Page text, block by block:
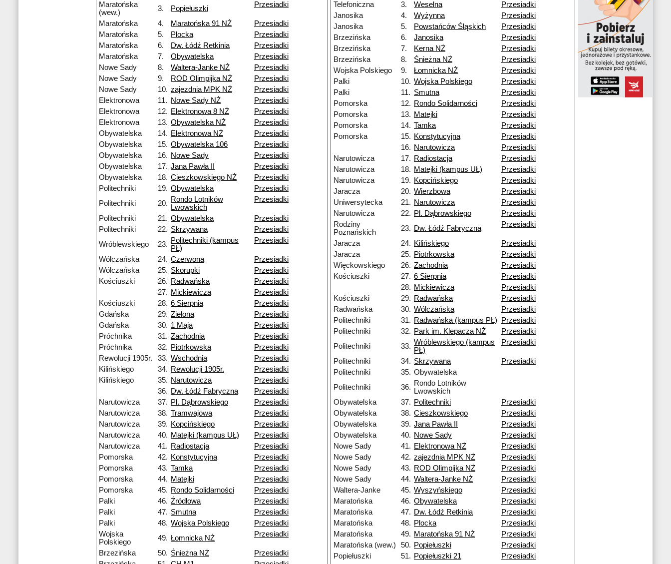
Maratońska
(wew.)
3. Popiełuszki Przesiadki
Maratońska 4. Maratońska 91 NŻ
Przesiadki
Maratońska
5. Plocka
Przesiadki
Maratońska
6. Dw. Łódź Retkinia
Przesiadki
Maratońska
7. Obywatelska
Przesiadki
Nowe Sady
8. Waltera-Janke NŻ
Przesiadki
Nowe Sady
9. ROD Olimpijka NŻ
Przesiadki
Nowe Sady
10. zajezdnia MPK NŻ
Przesiadki
Elektronowa
11. Nowe Sady NŻ
Przesiadki
Elektronowa
12. Elektronowa 8 NŻ
Przesiadki
Elektronowa
13. Obywatelska NŻ
Przesiadki
Obywatelska
14. Elektronowa NŻ
Przesiadki
Obywatelska
15. Obywatelska 106
Przesiadki
Obywatelska
16. Nowe Sady
Przesiadki
Obywatelska
17. Jana Pawła II
Przesiadki
Obywatelska
18. Cieszkowskiego NŻ
Przesiadki
Politechniki
19. Obywatelska
Przesiadki
Politechniki
20. Rondo Lotników
Lwowskich
Przesiadki
Politechniki 21. Obywatelska
Przesiadki
Politechniki
22. Skrzywana
Przesiadki
Wróblewskiego
23. Politechniki (kampus
PŁ)
Przesiadki
Wólczańska 24. Czerwona
Przesiadki
Wólczańska
25. Skorupki
Przesiadki
Kościuszki
26. Radwańska
Przesiadki
27. Mickiewicza
Przesiadki
Kościuszki
28. 6 Sierpnia
Przesiadki
Gdańska
29. Zielona
Przesiadki
Gdańska
30. 1 Maja
Przesiadki
Próchnika
31. Zachodnia
Przesiadki
Próchnika
32. Piotrkowska
Przesiadki
Rewolucji 1905r.
33. Wschodnia
Przesiadki
Kilińskiego
34. Rewolucji 1905r.
Przesiadki
Kilińskiego
35. Narutowicza
Przesiadki
36. Dw. Łódź Fabryczna
Przesiadki
Narutowicza
37. Pl. Dąbrowskiego
Przesiadki
Narutowicza
38. Tramwajowa
Przesiadki
Narutowicza
39. Kopcińskiego
Przesiadki
Narutowicza
40. Matejki (kampus UŁ)
Przesiadki
Narutowicza
41. Radiostacja
Przesiadki
Pomorska
42. Konstytucyjna
Przesiadki
Pomorska
43. Tamka
Przesiadki
Pomorska
44. Matejki
Przesiadki
Pomorska
45. Rondo Solidarności
Przesiadki
Palki
46. Źródłowa
Przesiadki
Palki
47. Smutna
Przesiadki
Palki
48. Wojska Polskiego
Przesiadki
Wojska
Polskiego
49. Łomnicka NŻ Przesiadki
Brzezińska 50. Śnieżna NŻ
Przesiadki
Telefoniczna
3. Weselna
Przesiadki
Janosika
4. Wyżynna
Przesiadki
Janosika
5. Powstańców Śląskich
Przesiadki
Brzezińska
6. Janosika
Przesiadki
Brzezińska
7. Kerna NŻ
Przesiadki
Brzezińska
8. Śnieżna NŻ
Przesiadki
Wojska Polskiego
9. Łomnicka NŻ
Przesiadki
Palki
10. Wojska Polskiego
Przesiadki
Palki
11. Smutna
Przesiadki
Pomorska
12. Rondo Solidarności
Przesiadki
Pomorska
13. Matejki
Przesiadki
Pomorska
14. Tamka
Przesiadki
Pomorska
15. Konstytucyjna
Przesiadki
16. Narutowicza
Przesiadki
Narutowicza
17. Radiostacja
Przesiadki
Narutowicza
18. Matejki (kampus UŁ)
Przesiadki
Narutowicza
19. Kopcińskiego
Przesiadki
Jaracza
20. Wierzbowa
Przesiadki
Uniwersytecka
21. Narutowicza
Przesiadki
Narutowicza
22. Pl. Dąbrowskiego
Przesiadki
Rodziny
Poznańskich
23. Dw. Łódź Fabryczna Przesiadki
Jaracza 24. Kilińskiego
Przesiadki
Jaracza
25. Piotrkowska
Przesiadki
Więckowskiego
26. Zachodnia
Przesiadki
Kościuszki
27. 6 Sierpnia
Przesiadki
28. Mickiewicza
Przesiadki
Kościuszki
29. Radwańska
Przesiadki
Radwańska
30. Wólczańska
Przesiadki
Politechniki
31. Radwańska (kampus PŁ)
Przesiadki
Politechniki
32. Park im. Klepacza NŻ
Przesiadki
Politechniki
33. Wróblewskiego (kampus
PŁ)
Przesiadki
Politechniki 34. Skrzywana
Przesiadki
Politechniki
35. Obywatelska
Politechniki
36. Rondo Lotników
Lwowskich
Obywatelska
37. Politechniki
Przesiadki
Obywatelska
38. Cieszkowskiego
Przesiadki
Obywatelska
39. Jana Pawła II
Przesiadki
Obywatelska
40. Nowe Sady
Przesiadki
Nowe Sady
41. Elektronowa NŻ
Przesiadki
Nowe Sady
42. zajezdnia MPK NŻ
Przesiadki
Nowe Sady
43. ROD Olimpijka NŻ
Przesiadki
Nowe Sady
44. Waltera-Janke NŻ
Przesiadki
Waltera-Janke
45. Wyszyńskiego
Przesiadki
Maratońska
46. Obywatelska
Przesiadki
Maratońska
47. Dw. Łódź Retkinia
Przesiadki
Maratońska
48. Plocka
Przesiadki
Maratońska
49. Maratońska 91 NŻ
Przesiadki
Maratońska (wew.)
50. Popiełuszki
Przesiadki
Popiełuszki
51. Popiełuszki 21
Przesiadki